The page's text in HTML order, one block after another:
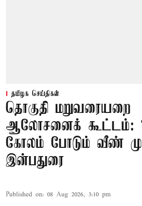
தமிழக செய்திகள்
தொகுதி மறுவரையறை
ஆலோசனைக் கூட்டம்:
கோலம் போடும் வீண்
இன்பதுரை
Published on: 08 Aug 2026, 3:10 pm